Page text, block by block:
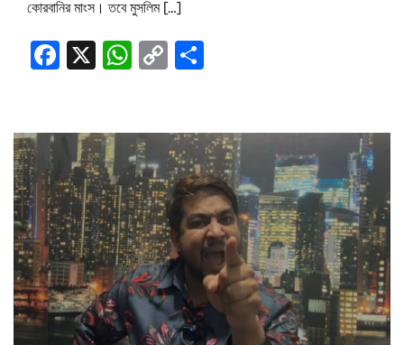
কোরবানির মাংস। তবে মুসলিম […]
Facebook
X WhatsApp
Copy